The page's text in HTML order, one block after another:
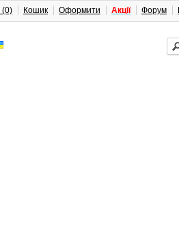
(0) Кошик Оформити Акції Форум